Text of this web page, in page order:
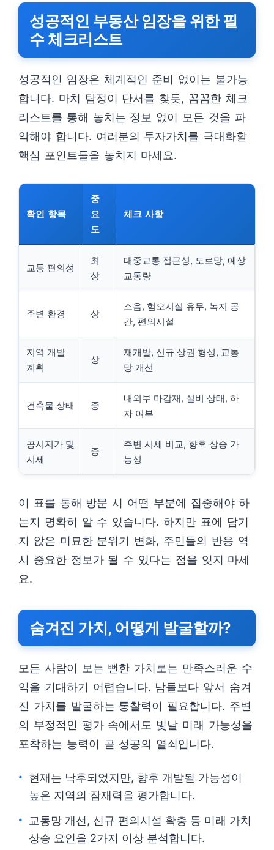
성공적인 부동산 임장을 위한 필
수 체크리스트
성공적인 임장은 체계적인 준비 없이는 불가능
합니다. 마치 탐정이 단서를 찾듯, 꼼꼼한 체크
리스트를 통해 놓치는 정보 없이 모든 것을 파
악해야 합니다. 여러분의 투자가치를 극대화할
핵심 포인트들을 놓치지 마세요.
확인 항목
중
요
도
체크 사항
교통 편의성
최
상
대중교통 접근성, 도로망, 예상
교통량
주변 환경 상
소음, 혐오시설 유무, 녹지 공
간, 편의시설
지역 개발
계획
상
재개발, 신규 상권 형성, 교통
망 개선
건축물 상태 중
내외부 마감재, 설비 상태, 하
자 여부
공시지가 및
시세
중
주변 시세 비교, 향후 상승 가
능성
이 표를 통해 방문 시 어떤 부분에 집중해야 하
는지 명확히 알 수 있습니다. 하지만 표에 담기
지 않은 미묘한 분위기 변화, 주민들의 반응 역
시 중요한 정보가 될 수 있다는 점을 잊지 마세
요.
숨겨진 가치, 어떻게 발굴할까?
모든 사람이 보는 뻔한 가치로는 만족스러운 수
익을 기대하기 어렵습니다. 남들보다 앞서 숨겨
진 가치를 발굴하는 통찰력이 필요합니다. 주변
의 부정적인 평가 속에서도 빛날 미래 가능성을
포착하는 능력이 곧 성공의 열쇠입니다.
현재는 낙후되었지만, 향후 개발될 가능성이
높은 지역의 잠재력을 평가합니다.
교통망 개선, 신규 편의시설 확충 등 미래 가치
상승 요인을 2가지 이상 분석합니다.